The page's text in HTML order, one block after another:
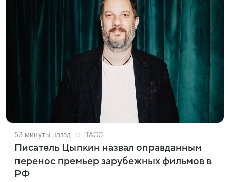
53 минуты назад ТАСС
Писатель Цыпкин назвал оправданным
перенос премьер зарубежных фильмов в
РФ